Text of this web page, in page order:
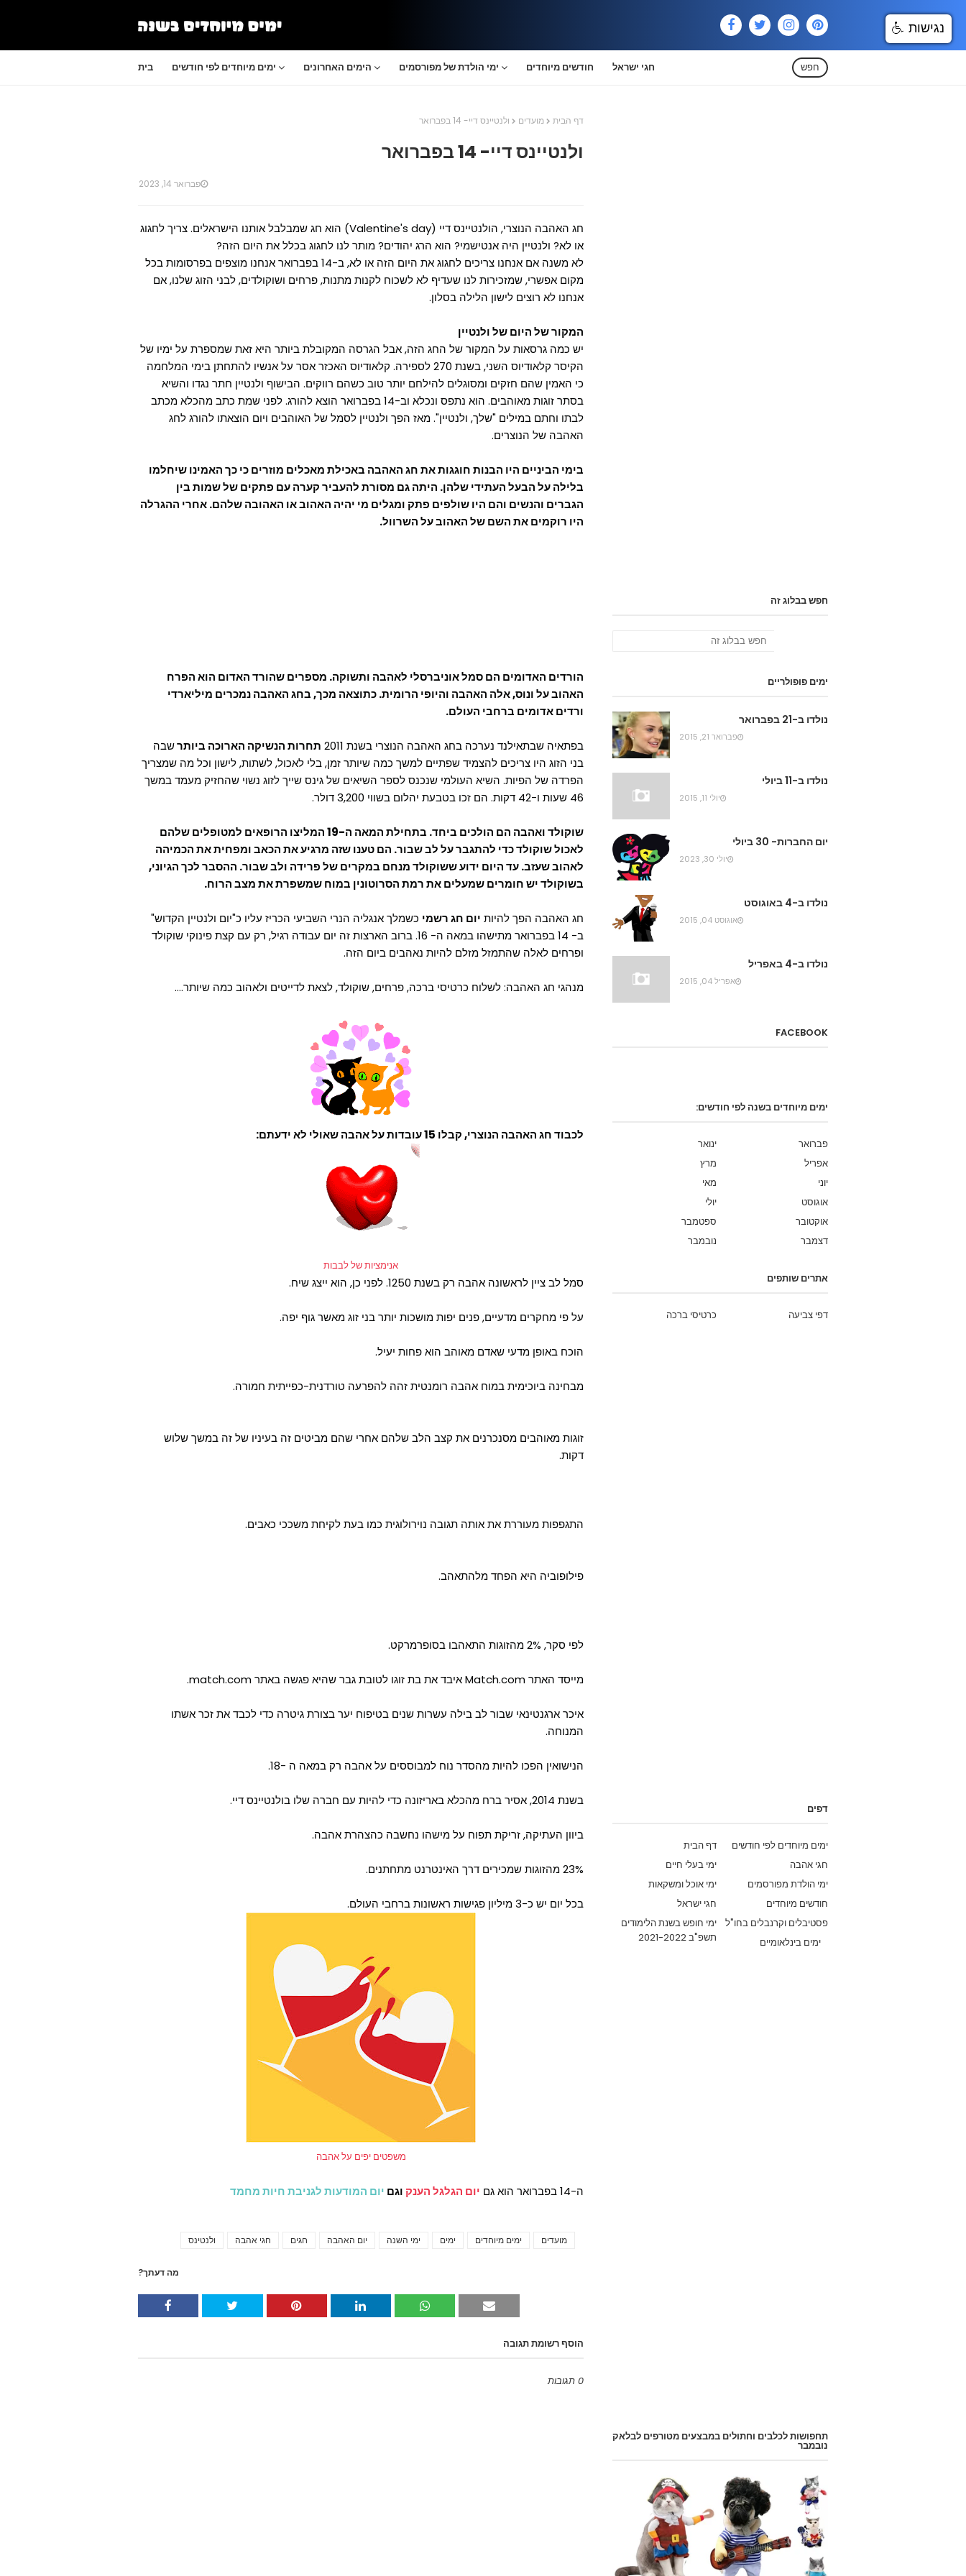
בית ימים מיוחדים לפי חודשים הימים האחרונים ימי הולדת של מפורסמים חודשים מיוחדים חגי ישראל חפש
דף הבית מועדים ולנטיינס דיי- 14 בפברואר
ולנטיינס דיי- 14 בפברואר
פברואר 14, 2023
חג האהבה הנוצרי, הולנטיינס דיי (Valentine's day) הוא חג שמבלבל אותנו הישראלים. צריך לחגוג
או לא? ולנטיין היה אנטישמי? הוא הרג יהודים? מותר לנו לחגוג בכלל את היום הזה?
לא משנה אם אנחנו צריכים לחגוג את היום הזה או לא, ב-14 בפברואר אנחנו מוצפים בפרסומות בכל
מקום אפשרי, שמזכירות לנו שעדיף לא לשכוח לקנות מתנות, פרחים ושוקולדים, לבני הזוג שלנו, אם
אנחנו לא רוצים לישון הלילה בסלון.
המקור של היום של ולנטיין
יש כמה גרסאות על המקור של החג הזה, אבל הגרסה המקובלת ביותר היא זאת שמספרת על ימיו של
הקיסר קלאודיוס השני, בשנת 270 לספירה. קלאודיוס האכזר אסר על אנשיו להתחתן בימי המלחמה
כי האמין שהם חזקים ומסוגלים להילחם יותר טוב כשהם רווקים. הבישוף ולנטיין חתר נגדו והשיא
בסתר זוגות מאוהבים. הוא נתפס ונכלא וב-14 בפברואר הוצא להורג. לפני שמת כתב מהכלא מכתב
לבתו וחתם במילים "שלך, ולנטיין". מאז הפך ולנטיין לסמל של האוהבים ויום הוצאתו להורג לחג
האהבה של הנוצרים.
בימי הביניים היו הבנות חוגגות את חג האהבה באכילת מאכלים מוזרים כי כך האמינו שיחלמו
בלילה על הבעל העתידי שלהן. היתה גם מסורת להעביר קערה עם פתקים של שמות בין
הגברים והנשים והם היו שולפים פתק ומגלים מי יהיה האהוב או האהובה שלהם. אחרי ההגרלה
היו רוקמים את השם של האהוב על השרוול.
הורדים האדומים הם סמל אוניברסלי לאהבה ותשוקה. מספרים שהורד האדום הוא הפרח
האהוב על ונוס, אלה האהבה והיופי הרומית. כתוצאה מכך, בחג האהבה נמכרים מיליארדי
ורדים אדומים ברחבי העולם.
בפתאיה שבתאילנד נערכה בחג האהבה הנוצרי בשנת 2011 תחרות הנשיקה הארוכה ביותרשבה
בני הזוג היו צריכים להצמיד שפתיים למשך כמה שיותר זמן, בלי לאכול, לשתות, לישון וכל מה שמצריך
הפרדה של הפיות. השיא העולמי שנכנס לספר השיאים של גינס שייך לזוג נשוי שהחזיק מעמד במשך
46 שעות ו-42 דקות. הם זכו בטבעת יהלום בשווי 3,200 דולר.
שוקולד ואהבה
הם הולכים ביחד. בתחילת המאה ה-19 המליצו הרופאים למטופלים שלהם
לאכול שוקולד כדי להתגבר על לב שבור. הם טענו שזה מרגיע את הכאב ומפחית את הכמיהה
לאהוב שעזב. עד היום ידוע ששוקולד מנחם במקרים של פרידה ולב שבור. ההסבר לכך הגיוני,
בשוקולד יש חומרים שמעלים את רמת הסרוטונין במוח שמשפרת את מצב הרוח.
חג האהבה הפך להיות יום חג רשמי כשמלך אנגליה הנרי השביעי הכריז עליו כ"יום ולנטיין הקדוש"
ב- 14 בפברואר מתישהו במאה ה- 16. ברוב הארצות זה יום עבודה רגיל, רק עם קצת פינוקי שוקולד
ופרחים לאלה שהתמזל מזלם להיות נאהבים ביום הזה.
מנהגי חג האהבה: לשלוח כרטיסי ברכה, פרחים, שוקולד, לצאת לדייטים ולאהוב כמה שיותר....
לכבוד חג האהבה הנוצרי, קבלו 15 עובדות על אהבה שאולי לא ידעתם:
אנימציות של לבבות
סמל לב ציין לראשונה אהבה רק בשנת 1250. לפני כן, הוא ייצג שיח.
על פי מחקרים מדעיים, פנים יפות מושכות יותר בני זוג מאשר גוף יפה.
הוכח באופן מדעי שאדם מאוהב הוא פחות יעיל.
מבחינה ביוכימית במוח אהבה רומנטית זהה להפרעה טורדנית-כפייתית חמורה.
זוגות מאוהבים מסנכרנים את קצב הלב שלהם אחרי שהם מביטים זה בעיניו של זה במשך שלוש
דקות.
התגפפות מעוררת את אותה תגובה נוירולוגית כמו בעת לקיחת משככי כאבים.
פילופוביה היא הפחד מלהתאהב.
לפי סקר, 2% מהזוגות התאהבו בסופרמרקט.
מייסד האתר Match.com איבד את בת זוגו לטובת גבר שהיא פגשה באתר match.com.
איכר ארגנטינאי שבור לב בילה עשרות שנים בטיפוח יער בצורת גיטרה כדי לכבד את זכר אשתו
המנוחה.
הנישואין הפכו להיות מהסדר נוח למבוססים על אהבה רק במאה ה -18.
בשנת 2014, אסיר ברח מהכלא באריזונה כדי להיות עם חברה שלו בולנטיינס דיי.
ביוון העתיקה, זריקת תפוח על מישהו נחשבה כהצהרת אהבה.
23% מהזוגות שמכירים דרך האינטרנט מתחתנים.
בכל יום יש כ-3 מיליון פגישות ראשונות ברחבי העולם.
משפטים יפים על אהבה
ה-14 בפברואר הוא גם יום הגלגל הענק וגם יום המודעות לגניבת חיות מחמד
ולנטינס חגי אהבה חגים יום האהבה ימי השנה ימים ימים מיוחדים מועדים
מה דעתך?
הוסף רשומת תגובה
0 תגובות
חפש בבלוג זה
ימים פופולריים
נולדו ב-21 בפברואר
פברואר 21, 2015
נולדו ב-11 ביולי
יולי 11, 2015
יום החברות- 30 ביולי
יולי 30, 2023
נולדו ב-4 באוגוסט
אוגוסט 04, 2015
נולדו ב-4 באפריל
אפריל 04, 2015
FACEBOOK
ימים מיוחדים בשנה לפי חודשים:
ינואר
פברואר
מרץ
אפריל
מאי
יוני
יולי
אוגוסט
ספטמבר
אוקטובר
נובמבר
דצמבר
אתרים שותפים
כרטיסי ברכה דפי צביעה
דפים
דף הבית
ימים מיוחדים לפי חודשים
ימי בעלי חיים
חגי אהבה
ימי אוכל ומשקאות
ימי הולדת מפורסמים
חגי ישראל
חודשים מיוחדים
ימי חופש בשנת הלימודים
תשפ"ב 2021-2022
פסטיבלים וקרנבלים בחו"ל
ימים בינלאומיים
תחפושות לכלבים וחתולים במבצעים מטורפים לבלאק
נובמבר
נגישות